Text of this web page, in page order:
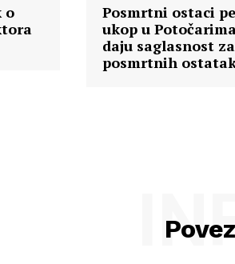
o
Posmrtni ostaci
ukop u
daju saglasnost
posmrtnih